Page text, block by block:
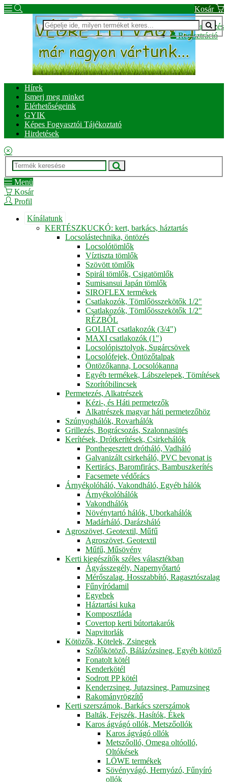
Kosár
Bejelentkezés
Regisztráció
Hírek
Ismerj meg minket
Elérhetőségeink
GYIK
Képes Fogyasztói Tájékoztató
Hirdetések
Menü
Kosár
Profil
Kínálatunk
KERTÉSZKUCKÓ: kert, barkács, háztartás
Locsolástechnika, öntözés
Locsolótömlők
Víztiszta tömlők
Szövött tömlők
Spirál tömlők, Csigatömlők
Sumisansui Japán tömlők
SIROFLEX termékek
Csatlakozók, Tömlőösszekötők 1/2"
Csatlakozók, Tömlőösszekötők 1/2"
RÉZBŐL
GOLIAT csatlakozók (3/4")
MAXI csatlakozók (1")
Locsolópisztolyok, Sugárcsövek
Locsolófejek, Öntözőtalpak
Öntözőkanna, Locsolókanna
Egyéb termékek, Lábszelepek, Tömítések
Szorítóbilincsek
Permetezés, Alkatrészek
Kézi-, és Háti permetezők
Alkatrészek magyar háti permetezőhöz
Szúnyoghálók, Rovarhálók
Grillezés, Bográcsozás, Szalonnasütés
Kerítések, Drótkerítések, Csirkehálók
Ponthegesztett drótháló, Vadháló
Galvanizált csirkeháló, PVC bevonat is
Kertirács, Baromfirács, Bambuszkerítés
Facsemete védőrács
Árnyékolóháló, Vakondháló, Egyéb hálók
Árnyékolóhálók
Vakondhálók
Növénytartó hálók, Uborkahálók
Madárháló, Darázsháló
Agroszövet, Geotextil, Műfű
Agroszövet, Geotextil
Műfű, Műsövény
Kerti kiegészítők széles választékban
Ágyásszegély, Napernyőtartó
Mérőszalag, Hosszabbító, Ragasztószalag
Fűnyíródamil
Egyebek
Háztartási kuka
Komposztláda
Covertop kerti bútortakarók
Napvitorlák
Kötözők, Kötelek, Zsinegek
Szőlőkötöző, Bálázózsineg, Egyéb kötöző
Fonatolt kötél
Kenderkötél
Sodrott PP kötél
Kenderzsineg, Jutazsineg, Pamuzsineg
Rakományrögzítő
Kerti szerszámok, Barkács szerszámok
Balták, Fejszék, Hasítók, Ékek
Karos ágvágó ollók, Metszőollók
Karos ágvágó ollók
Metszőolló, Omega oltóolló,
Oltókések
LÖWE termékek
Sövényvágó, Hernyózó, Fűnyíró
ollók